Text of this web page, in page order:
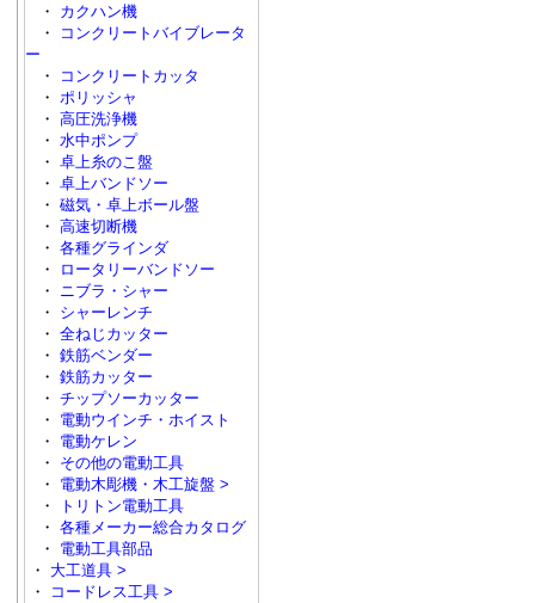
・ カクハン機
・
コンクリートバイブレータ
ー
・
コンクリートカッタ
・ ポリッシャ
・ 高圧洗浄機
・ 水中ポンプ
・ 卓上糸のこ盤
・ 卓上バンドソー
・ 磁気・卓上ボール盤
・ 高速切断機
・ 各種グラインダ
・
ロータリーバンドソー
・ ニブラ・シャー
・ シャーレンチ
・ 全ねじカッター
・ 鉄筋ベンダー
・ 鉄筋カッター
・ チップソーカッター
・ 電動ウインチ・ホイスト
・ 電動ケレン
・ その他の電動工具
・ 電動木彫機・木工旋盤 >
・
トリトン電動工具
・ 各種メーカー総合カタログ
・ 電動工具部品
・ 大工道具 >
・
コードレス工具 >